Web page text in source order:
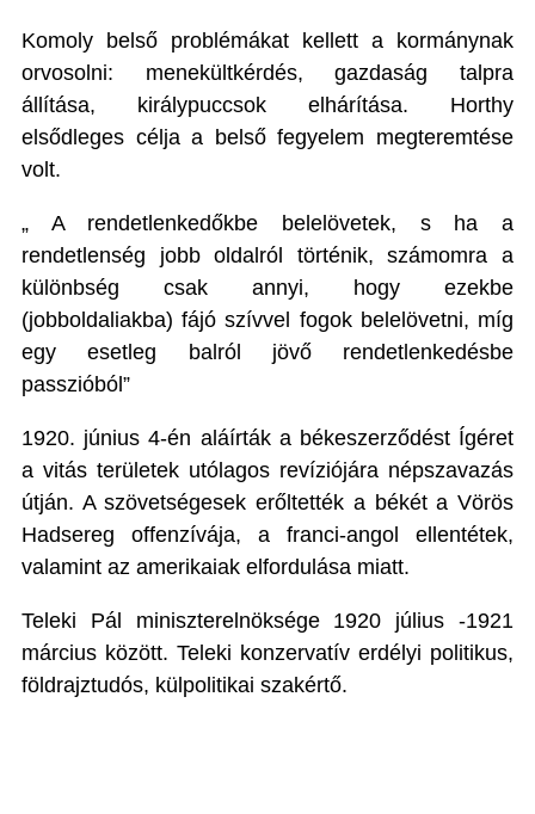
Komoly belső problémákat kellett a kormánynak
orvosolni: menekültkérdés, gazdaság talpra
állítása, királypuccsok elhárítása. Horthy
elsődleges célja a belső fegyelem megteremtése
volt.
„ A rendetlenkedőkbe belelövetek, s ha a
rendetlenség jobb oldalról történik, számomra a
különbség csak annyi, hogy ezekbe
(jobboldaliakba) fájó szívvel fogok belelövetni, míg
egy esetleg balról jövő rendetlenkedésbe
passzióból”
1920. június 4-én aláírták a békeszerződést Ígéret
a vitás területek utólagos revíziójára népszavazás
útján. A szövetségesek erőltették a békét a Vörös
Hadsereg offenzívája, a franci-angol ellentétek,
valamint az amerikaiak elfordulása miatt.
Teleki Pál miniszterelnöksége 1920 július -1921
március között. Teleki konzervatív erdélyi politikus,
földrajztudós, külpolitikai szakértő.